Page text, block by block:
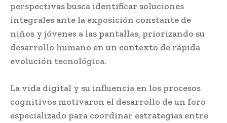
perspectivas busca identificar soluciones
integrales ante la exposición constante de
niños y jóvenes a las pantallas, priorizando su
desarrollo humano en un contexto de rápida
evolución tecnológica.
La vida digital y su influencia en los procesos
cognitivos motivaron el desarrollo de un foro
especializado para coordinar estrategias entre